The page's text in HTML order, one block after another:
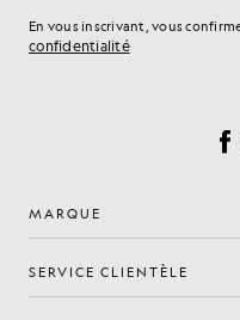
En vous inscrivant, vous
confidentialité
MARQUE
SERVICE CLIENTÈLE